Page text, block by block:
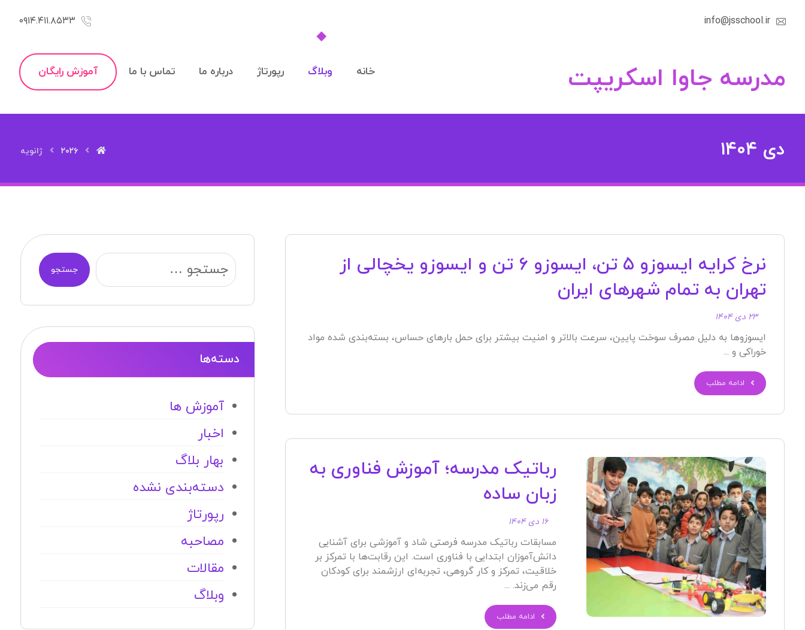
info@jsschool.ir ۰۹۱۴.۴۱۱.۸۵۳۳
مدرسه جاوا اسکریپت آموزش رایگان خانه وبلاگ رپورتاژ درباره ما تماس با ما
دی ۱۴۰۴ ۲۰۲۶ ژانویه
نرخ کرایه ایسوزو ۵ تن، ایسوزو ۶ تن و ایسوزو یخچالی از
تهران به تمام شهرهای ایران
۲۳ دی ۱۴۰۴
ایسوزوها به دلیل مصرف سوخت پایین، سرعت بالاتر و امنیت بیشتر برای حمل بارهای حساس، بسته‌بندی شده مواد
خوراکی و ...
ادامه مطلب
رباتیک مدرسه؛ آموزش فناوری به
زبان ساده
۱۶ دی ۱۴۰۴
مسابقات رباتیک مدرسه فرصتی شاد و آموزشی برای آشنایی
دانش‌آموزان ابتدایی با فناوری است. این رقابت‌ها با تمرکز بر
خلاقیت، تمرکز و کار گروهی، تجربه‌ای ارزشمند برای کودکان
رقم می‌زند. ...
ادامه مطلب
جستجو
دسته‌ها
آموزش ها
اخبار
بهار بلاگ
دسته‌بندی نشده
رپورتاژ
مصاحبه
مقالات
وبلاگ